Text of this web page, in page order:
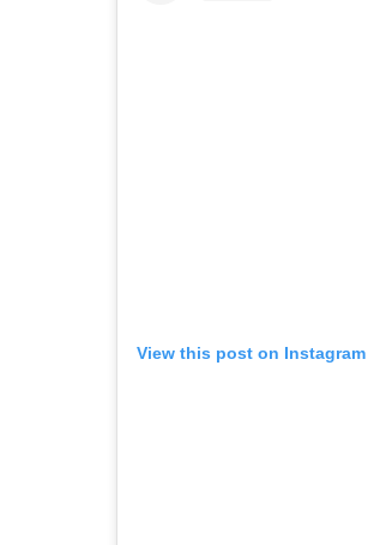
View this post on Instagram